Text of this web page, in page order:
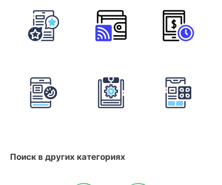
Поиск в других категориях